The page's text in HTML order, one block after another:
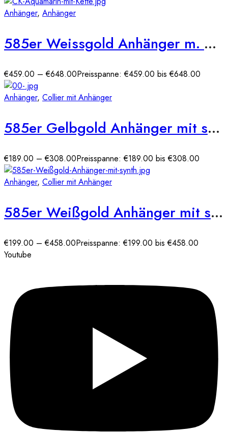
Anhänger, Anhänger
585er Weissgold Anhänger m. ovalem Aqaumarin ca. 0,75ct. mit Diamanten 0,09ct.
€459.00 –€648.00Preisspanne: €459.00 bis €648.00
Anhänger, Collier mit Anhänger
585er Gelbgold Anhänger mit synth. Rubin und Zirkonia
€189.00 –€308.00Preisspanne: €189.00 bis €308.00
Anhänger, Collier mit Anhänger
585er Weißgold Anhänger mit synth. Saphir und Zirkonia
€199.00 –€458.00Preisspanne: €199.00 bis €458.00
Youtube